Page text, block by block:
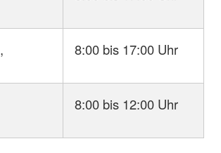
8:00 bis 17:00 Uhr
8:00 bis 12:00 Uhr